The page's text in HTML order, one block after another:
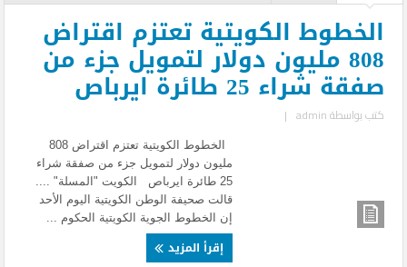
صفقة-شراء-25-طائرة-ايرباص
الخطوط الكويتية تعتزم اقتراض
808 مليون دولار لتمويل جزء من
صفقة شراء 25 طائرة ايرباص
كتب بواسطةadmin
|
الخطوط الكويتية تعتزم اقتراض 808
مليون دولار لتمويل جزء من صفقة شراء
25 طائرة ايرباص الكويت "المسلة" ....
قالت صحيفة الوطن الكويتية اليوم الأحد
إن الخطوط الجوية الكويتية الحكوم ...
إقرأ المزيد